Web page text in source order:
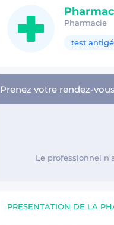
Pharmacie
test
Prenez votre rendez-
Le professionnel
PRESENTATION DE LA